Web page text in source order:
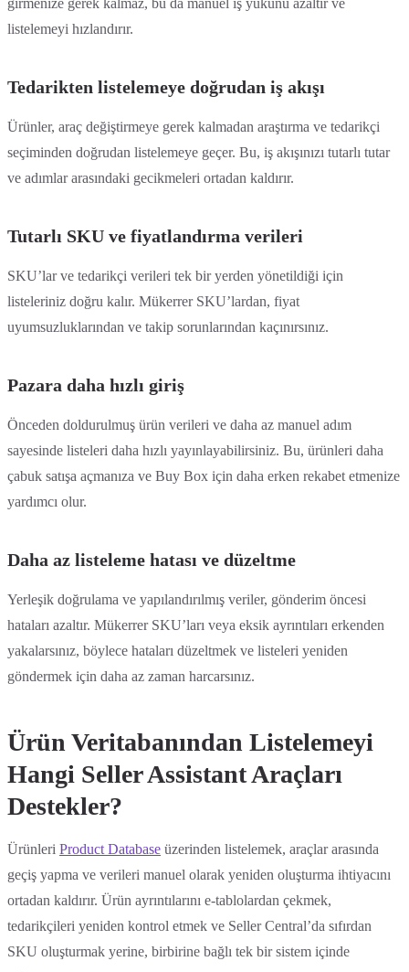
girmenize gerek kalmaz, bu da manuel iş yükünü azaltır ve
listelemeyi hızlandırır.
Tedarikten listelemeye doğrudan iş akışı
Ürünler, araç değiştirmeye gerek kalmadan araştırma ve tedarikçi
seçiminden doğrudan listelemeye geçer. Bu, iş akışınızı tutarlı tutar
ve adımlar arasındaki gecikmeleri ortadan kaldırır.
Tutarlı SKU ve fiyatlandırma verileri
SKU’lar ve tedarikçi verileri tek bir yerden yönetildiği için
listeleriniz doğru kalır. Mükerrer SKU’lardan, fiyat
uyumsuzluklarından ve takip sorunlarından kaçınırsınız.
Pazara daha hızlı giriş
Önceden doldurulmuş ürün verileri ve daha az manuel adım
sayesinde listeleri daha hızlı yayınlayabilirsiniz. Bu, ürünleri daha
çabuk satışa açmanıza ve Buy Box için daha erken rekabet etmenize
yardımcı olur.
Daha az listeleme hatası ve düzeltme
Yerleşik doğrulama ve yapılandırılmış veriler, gönderim öncesi
hataları azaltır. Mükerrer SKU’ları veya eksik ayrıntıları erkenden
yakalarsınız, böylece hataları düzeltmek ve listeleri yeniden
göndermek için daha az zaman harcarsınız.
Ürün Veritabanından Listelemeyi
Hangi Seller Assistant Araçları
Destekler?
Ürünleri Product Database üzerinden listelemek, araçlar arasında
geçiş yapma ve verileri manuel olarak yeniden oluşturma ihtiyacını
ortadan kaldırır. Ürün ayrıntılarını e-tablolardan çekmek,
tedarikçileri yeniden kontrol etmek ve Seller Central’da sıfırdan
SKU oluşturmak yerine, birbirine bağlı tek bir sistem içinde